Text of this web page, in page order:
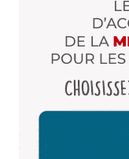
Enregistrer mon